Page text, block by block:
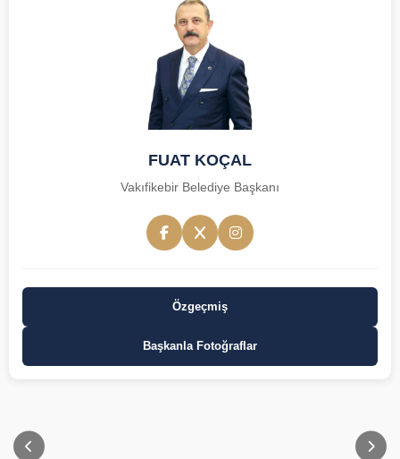
FUAT KOÇAL
Vakıfikebir Belediye Başkanı
Özgeçmiş
Başkanla Fotoğraflar